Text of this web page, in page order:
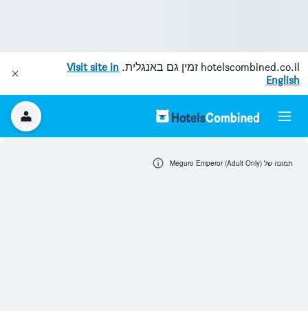
hotelscombined.co.il זמין גם באנגלית. Visit site in
English
תמונה של Meguro Emperor (Adult Only)